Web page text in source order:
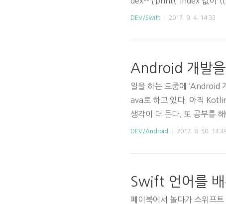
DEV/Swift 2017. 9. 4. 14:33
Android 개발을
일을 하는 도중에 ‘Android
ava로 하고 있다. 아직
생각이 더 든다. 또 공부를
omochimetaru님이 Qiita에
DEV/Android 2017. 8. 30.
Swift 언어를
페이북에서 놀다가 스위프